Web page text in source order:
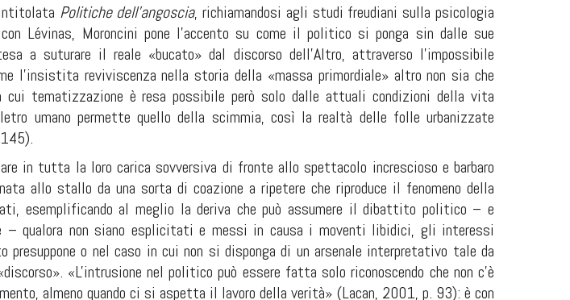
Politiche dell'angoscia, richiamandosi agli studi freudiani sulla psicologia
Lévinas, Moroncini pone l'accento su come il politico si ponga sin dalle sue
a suturare il reale «bucato» dal discorso dell'Altro, attraverso l'impossibile
l'insistita reviviscenza nella storia della «massa primordiale» altro non sia che
cui tematizzazione è resa possibile però solo dalle attuali condizioni della vita
umano permette quello della scimmia, così la realtà delle folle urbanizzate
in tutta la loro carica sovversiva di fronte allo spettacolo increscioso e barbaro
allo stallo da una sorta di coazione a ripetere che riproduce il fenomeno della
esemplificando al meglio la deriva che può assumere il dibattito politico – e
qualora non siano esplicitati e messi in causa i moventi libidici, gli interessi
o nel caso in cui non si disponga di un arsenale interpretativo tale da
«L'intrusione nel politico può essere fatta solo riconoscendo che non c'è
almeno quando ci si aspetta il lavoro della verità» (Lacan, 2001, p. 93): è con